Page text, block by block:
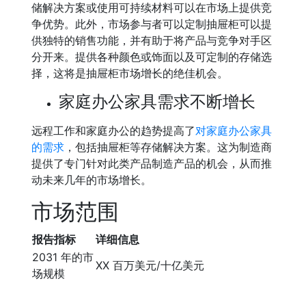
储解决方案或使用可持续材料可以在市场上提供竞
争优势。此外，市场参与者可以定制抽屉柜可以提
供独特的销售功能，并有助于将产品与竞争对手区
分开来。提供各种颜色或饰面以及可定制的存储选
择，这将是抽屉柜市场增长的绝佳机会。
家庭办公家具需求不断增长
远程工作和家庭办公的趋势提高了对家庭办公家具
的需求 ，包括抽屉柜等存储解决方案。这为制造商
提供了专门针对此类产品制造产品的机会，从而推
动未来几年的市场增长。
市场范围
报告指标
详细信息
2031 年的市
场规模
XX 百万美元/十亿美元